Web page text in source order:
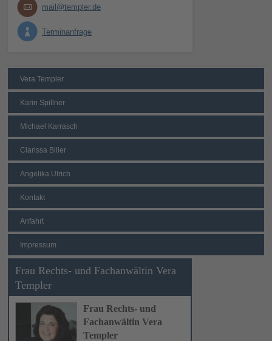
mail@templer.de
Terminanfrage
Vera Templer
Karin Spillner
Michael Karrasch
Clarissa Biller
Angelika Ulrich
Kontakt
Anfahrt
Impressum
Frau Rechts- und Fachanwältin Vera
Templer
Frau Rechts- und
Fachanwältin Vera
Templer